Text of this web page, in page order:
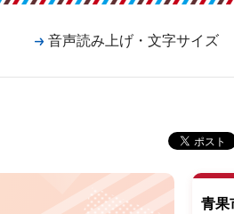
音声読み上げ・文字サイズ
青果